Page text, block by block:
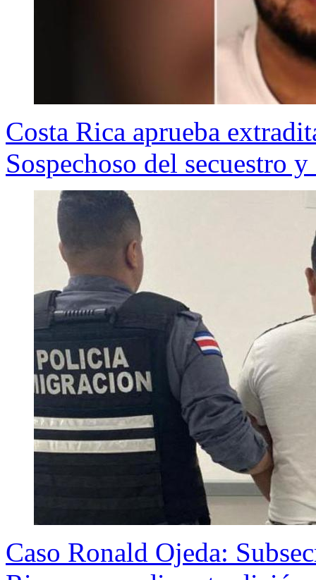
Costa Rica aprueba
Sospechoso del secuestro
Caso Ronald Ojeda: